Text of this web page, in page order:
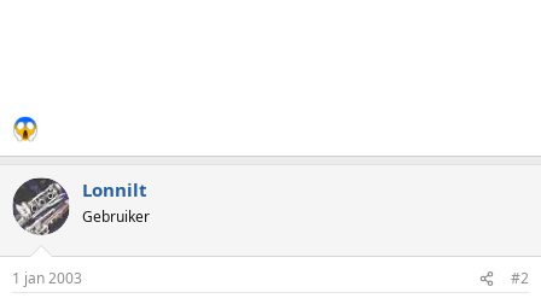
Lonnilt
Gebruiker
1 jan 2003 #2